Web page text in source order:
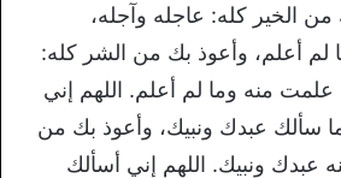
من الخير كله: عاجله وآجله،
لم أعلم، وأعوذ بك من الشر كله:
علمت منه وما لم أعلم. اللهم إني
سألك عبدك ونبيك، وأعوذ بك من
عبدك ونبيك. اللهم إني أسألك